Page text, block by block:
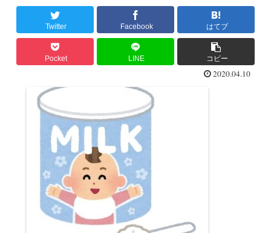
Twitter Facebook はてブ
Pocket LINE コピー
2020.04.10